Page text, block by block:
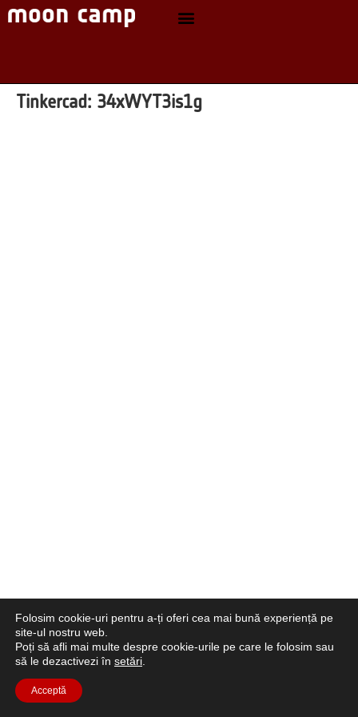
Tinkercad: 34xWYT3is1g
Folosim cookie-uri pentru a-ți oferi cea mai bună experiență pe
site-ul nostru web.
Poți să afli mai multe despre cookie-urile pe care le folosim sau
să le dezactivezi în setări
Acceptă